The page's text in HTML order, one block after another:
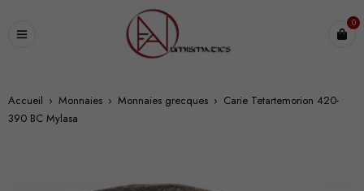
0
Accueil › Monnaies › Monnaies grecques › Carie Tetartemorion 420-
390 BC Mylasa